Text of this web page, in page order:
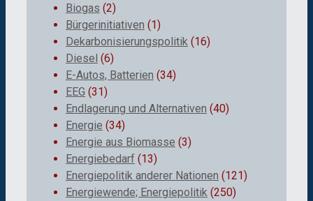
Biogas (2)
Bürgerinitiativen (1)
Dekarbonisierungspolitik (16)
Diesel (6)
E-Autos, Batterien (34)
EEG (31)
Endlagerung und Alternativen (40)
Energie (34)
Energie aus Biomasse (3)
Energiebedarf (13)
Energiepolitik anderer Nationen (121)
Energiewende; Energiepolitik (250)